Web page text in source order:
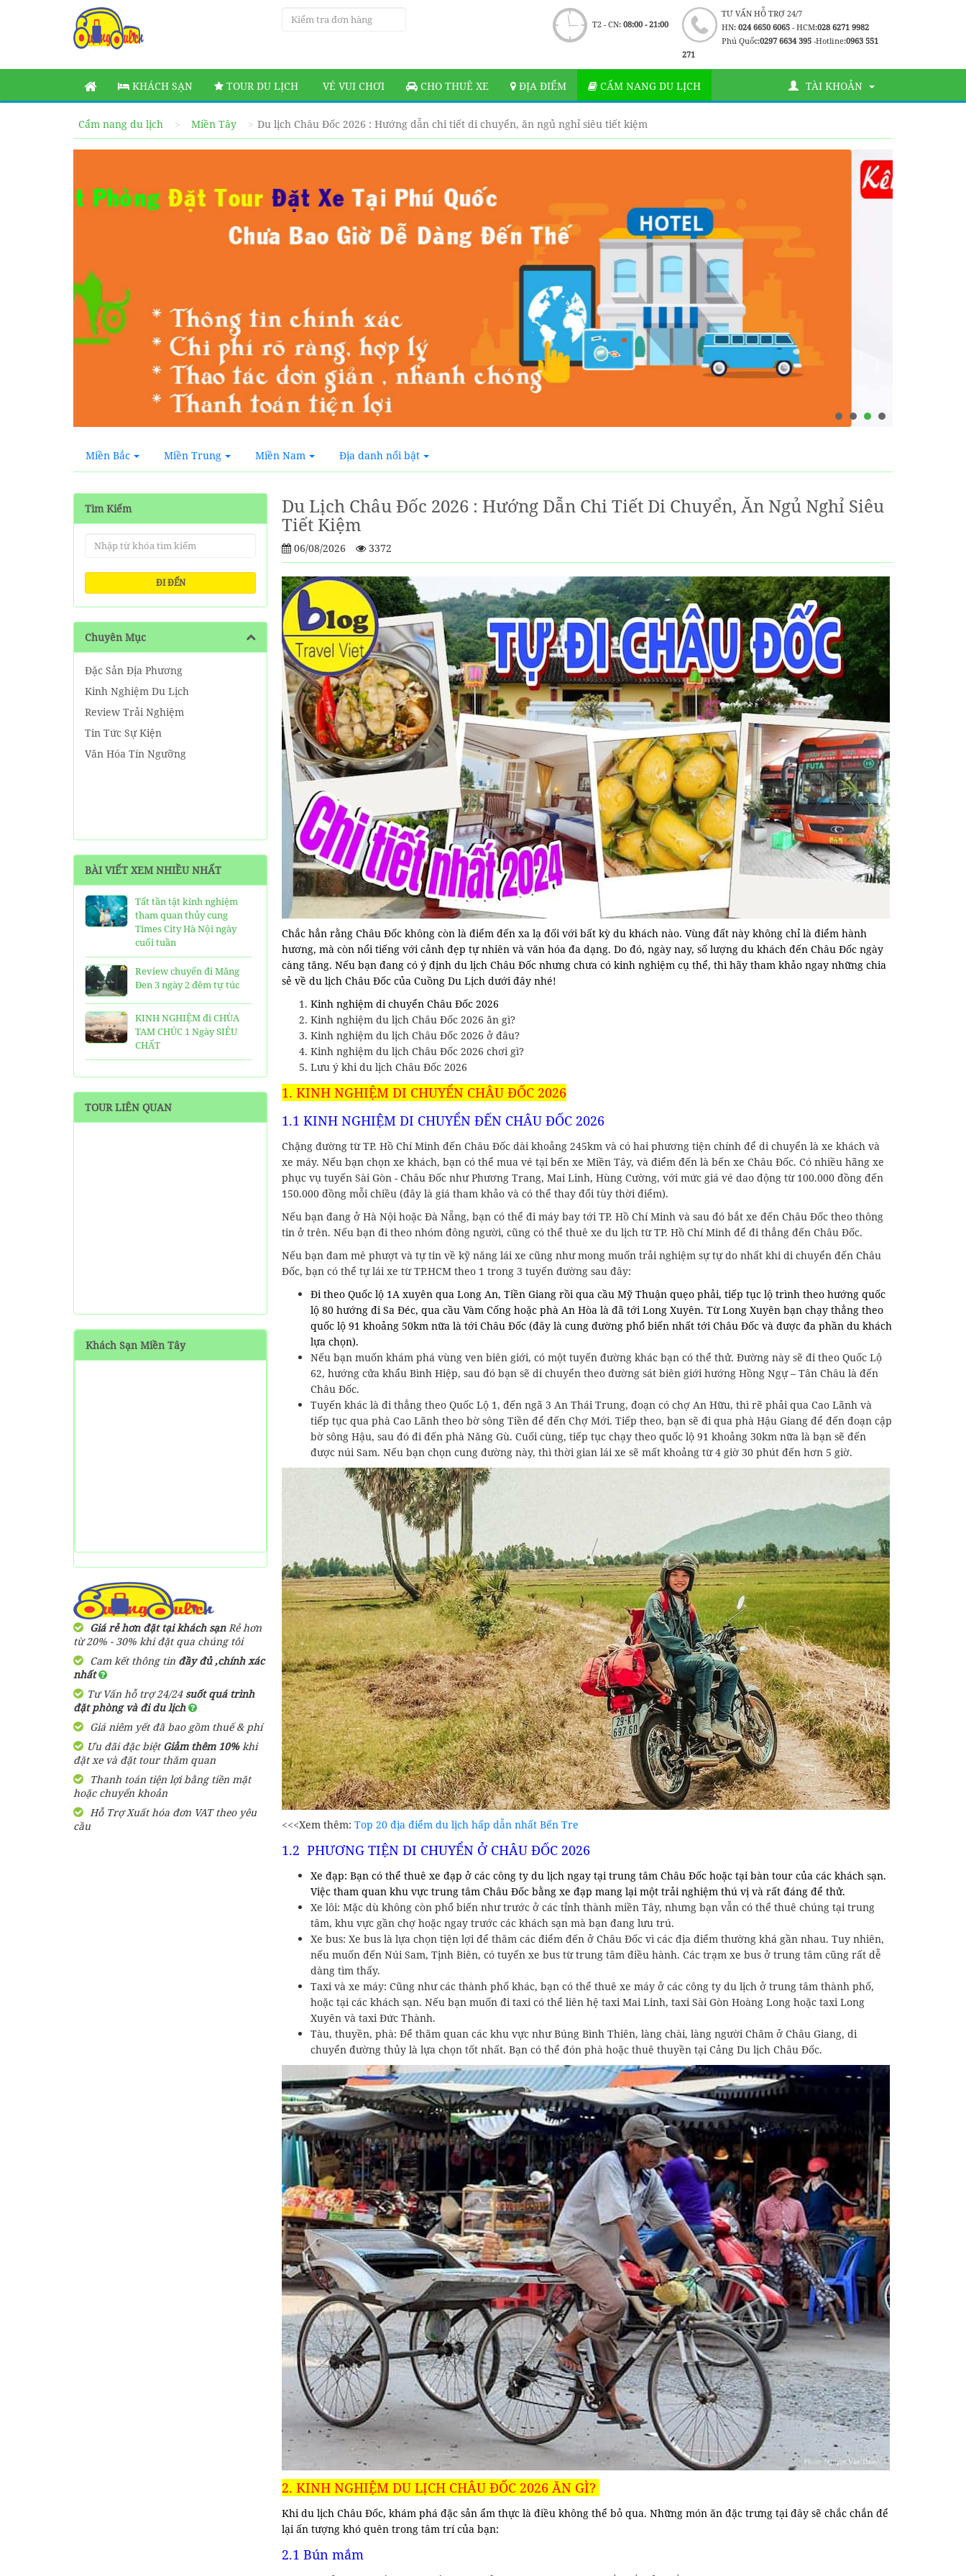
TƯ VẤN HỖ TRỢ 24/7
HN: 024 6650 6065- HCM:028 6271 9982
Phú Quốc:0297 6634 395 -Hotline:0963 551
271
T2 - CN: 08:00 - 21:00
KHÁCH SẠN TOUR DU LỊCH VÉ VUI CHƠI CHO THUÊ XE ĐỊA ĐIỂM CẨM NANG DU LỊCH TÀI KHOẢN
Cẩm nang du lịch Miền Tây Du lịch Châu Đốc 2026 : Hướng dẫn chi tiết di chuyển, ăn ngủ nghỉ siêu tiết kiệm
Miền Bắc Miền Trung Miền Nam Địa danh nổi bật
Tìm Kiếm
ĐI ĐẾN
Chuyên Mục
Đặc Sản Địa Phương
Kinh Nghiệm Du Lịch
Review Trải Nghiệm
Tin Tức Sự Kiện
Văn Hóa Tín Ngưỡng
BÀI VIẾT XEM NHIỀU NHẤT
Tất tần tật kinh nghiệm
tham quan thủy cung
Times City Hà Nội ngày
cuối tuần
Review chuyến đi Măng
Đen 3 ngày 2 đêm tự túc
KINH NGHIỆM đi CHÙA
TAM CHÚC 1 Ngày SIÊU
CHẤT
25 Ngôi Chùa ở Sài Gòn
TOP 16 địa điểm du lịch
Măng Đen tự túc từ A-Z
HƯỚNG DẪN đi phượt Đảo
Thạnh An - Cần Giờ - Hồ
TOUR LIÊN QUAN
Khách Sạn Miền Tây
Giá rẻ hơn đặt tại khách sạnRẻ hơn
từ 20% - 30% khi đặt qua chúng tôi
Cam kết thông tin đầy đủ ,chính xác
nhất
Tư Vấn hỗ trợ 24/24 suốt quá trình
đặt phòng và đi du lịch
Giá niêm yết đã bao gồm thuế & phí
Ưu đãi đặc biệtGiảm thêm 10%khi
đặt xe và đặt tour thăm quan
Thanh toán tiện lợi bằng tiền mặt
hoặc chuyển khoản
Hỗ Trợ Xuất hóa đơn VAT theo yêu
cầu
Du Lịch Châu Đốc 2026 : Hướng Dẫn Chi Tiết Di Chuyển, Ăn Ngủ Nghỉ Siêu
Tiết Kiệm
06/08/2026 3372
Chắc hẳn rằng Châu Đốc không còn là điểm đến xa lạ đối với bất kỳ du khách nào. Vùng đất này không chỉ là điểm hành
hương, mà còn nổi tiếng với cảnh đẹp tự nhiên và văn hóa đa dạng. Do đó, ngày nay, số lượng du khách đến Châu Đốc ngày
càng tăng. Nếu bạn đang có ý định du lịch Châu Đốc nhưng chưa có kinh nghiệm cụ thể, thì hãy tham khảo ngay những chia
sẻ về du lịch Châu Đốc của Cuồng Du Lịch dưới đây nhé!
Kinh nghiệm di chuyển Châu Đốc 2026
Kinh nghiệm du lịch Châu Đốc 2026 ăn gì?
Kinh nghiệm du lịch Châu Đốc 2026 ở đâu?
Kinh nghiệm du lịch Châu Đốc 2026 chơi gì?
Lưu ý khi du lịch Châu Đốc 2026
1. KINH NGHIỆM DI CHUYỂN CHÂU ĐỐC 2026
1.1 KINH NGHIỆM DI CHUYỂN ĐẾN CHÂU ĐỐC 2026
Chặng đường từ TP. Hồ Chí Minh đến Châu Đốc dài khoảng 245km và có hai phương tiện chính để di chuyển là xe khách và
xe máy. Nếu bạn chọn xe khách, bạn có thể mua vé tại bến xe Miền Tây, và điểm đến là bến xe Châu Đốc. Có nhiều hãng xe
phục vụ tuyến Sài Gòn - Châu Đốc như Phương Trang, Mai Linh, Hùng Cường, với mức giá vé dao động từ 100.000 đồng đến
150.000 đồng mỗi chiều (đây là giá tham khảo và có thể thay đổi tùy thời điểm).
Nếu bạn đang ở Hà Nội hoặc Đà Nẵng, bạn có thể đi máy bay tới TP. Hồ Chí Minh và sau đó bắt xe đến Châu Đốc theo thông
tin ở trên. Nếu bạn đi theo nhóm đông người, cũng có thể thuê xe du lịch từ TP. Hồ Chí Minh để đi thẳng đến Châu Đốc.
Nếu bạn đam mê phượt và tự tin về kỹ năng lái xe cũng như mong muốn trải nghiệm sự tự do nhất khi di chuyển đến Châu
Đốc, bạn có thể tự lái xe từ TP.HCM theo 1 trong 3 tuyến đường sau đây:
Đi theo Quốc lộ 1A xuyên qua Long An, Tiền Giang rồi qua cầu Mỹ Thuận quẹo phải, tiếp tục lộ trình theo hướng quốc
lộ 80 hướng đi Sa Đéc, qua cầu Vàm Cống hoặc phà An Hòa là đã tới Long Xuyên. Từ Long Xuyên bạn chạy thẳng theo
quốc lộ 91 khoảng 50km nữa là tới Châu Đốc (đây là cung đường phổ biến nhất tới Châu Đốc và được đa phần du khách
lựa chọn).
Nếu bạn muốn khám phá vùng ven biên giới, có một tuyến đường khác bạn có thể thử. Đường này sẽ đi theo Quốc Lộ
62, hướng cửa khẩu Bình Hiệp, sau đó bạn sẽ di chuyển theo đường sát biên giới hướng Hồng Ngự – Tân Châu là đến
Châu Đốc.
Tuyến khác là đi thẳng theo Quốc Lộ 1, đến ngã 3 An Thái Trung, đoạn có chợ An Hữu, thì rẽ phải qua Cao Lãnh và
tiếp tục qua phà Cao Lãnh theo bờ sông Tiền để đến Chợ Mới. Tiếp theo, bạn sẽ đi qua phà Hậu Giang để đến đoạn cập
bờ sông Hậu, sau đó đi đến phà Năng Gù. Cuối cùng, tiếp tục chạy theo quốc lộ 91 khoảng 30km nữa là bạn sẽ đến
được núi Sam. Nếu bạn chọn cung đường này, thì thời gian lái xe sẽ mất khoảng từ 4 giờ 30 phút đến hơn 5 giờ.
<<<Xem thêm: Top 20 địa điểm du lịch hấp dẫn nhất Bến Tre
1.2 PHƯƠNG TIỆN DI CHUYỂN Ở CHÂU ĐỐC 2026
Xe đạp: Bạn có thể thuê xe đạp ở các công ty du lịch ngay tại trung tâm Châu Đốc hoặc tại bàn tour của các khách sạn.
Việc tham quan khu vực trung tâm Châu Đốc bằng xe đạp mang lại một trải nghiệm thú vị và rất đáng để thử.
Xe lôi: Mặc dù không còn phổ biến như trước ở các tỉnh thành miền Tây, nhưng bạn vẫn có thể thuê chúng tại trung
tâm, khu vực gần chợ hoặc ngay trước các khách sạn mà bạn đang lưu trú.
Xe bus: Xe bus là lựa chọn tiện lợi để thăm các điểm đến ở Châu Đốc vì các địa điểm thường khá gần nhau. Tuy nhiên,
nếu muốn đến Núi Sam, Tịnh Biên, có tuyến xe bus từ trung tâm điều hành. Các trạm xe bus ở trung tâm cũng rất dễ
dàng tìm thấy.
Taxi và xe máy: Cũng như các thành phố khác, bạn có thể thuê xe máy ở các công ty du lịch ở trung tâm thành phố,
hoặc tại các khách sạn. Nếu bạn muốn đi taxi có thể liên hệ taxi Mai Linh, taxi Sài Gòn Hoàng Long hoặc taxi Long
Xuyên và taxi Đức Thành.
Tàu, thuyền, phà: Để thăm quan các khu vực như Búng Bình Thiên, làng chài, làng người Chăm ở Châu Giang, di
chuyển đường thủy là lựa chọn tốt nhất. Bạn có thể đón phà hoặc thuê thuyền tại Cảng Du lịch Châu Đốc.
2. KINH NGHIỆM DU LỊCH CHÂU ĐỐC 2026 ĂN GÌ?
Khi du lịch Châu Đốc, khám phá đặc sản ẩm thực là điều không thể bỏ qua. Những món ăn đặc trưng tại đây sẽ chắc chắn để
lại ấn tượng khó quên trong tâm trí của bạn:
2.1 Bún mắm